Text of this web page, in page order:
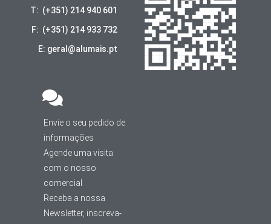
T: (+351) 214 940 601
F: (+351) 214 933 732
E: geral@alumais.pt
Envie o seu pedido de
informações
Agende uma visita
com o nosso
comercial
Receba a nossa
Newsletter, inscreva-